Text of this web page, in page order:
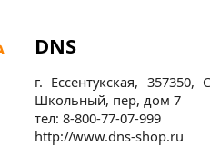
DNS
г. Ессентукская,
Школьный, пер, дом 7
тел: 8-800-77-07-999
http://www.dns-shop.ru